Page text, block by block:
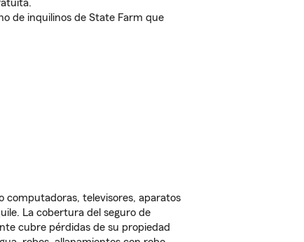
de inquilinos de State Farm que
computadoras, televisores, aparatos
La cobertura del seguro de
cubre pérdidas de su propiedad